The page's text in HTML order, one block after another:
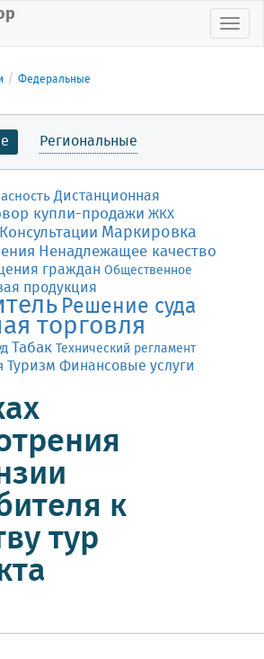
Федеральные
Региональные
Дистанционная
купли-продажи ЖКХ
Консультации Маркировка
Ненадлежащее качество
граждан Общественное
продукция
Решение суда
торговля
ТабакТехнический регламент
Туризм Финансовые услуги
к
тур